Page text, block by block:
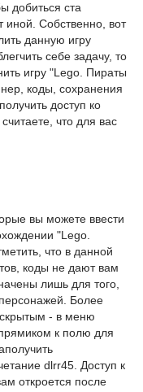
добиться ста
иной. Собственно, вот
данную игру
себе задачу, то
игру "Lego. Пираты
коды, сохранения
доступ ко
что для вас
вы можете ввести
"Lego.
что в данной
коды не дают вам
лишь для того,
Более
скрытым - в меню
к полю для
dlrr45. Доступ к
откроется после